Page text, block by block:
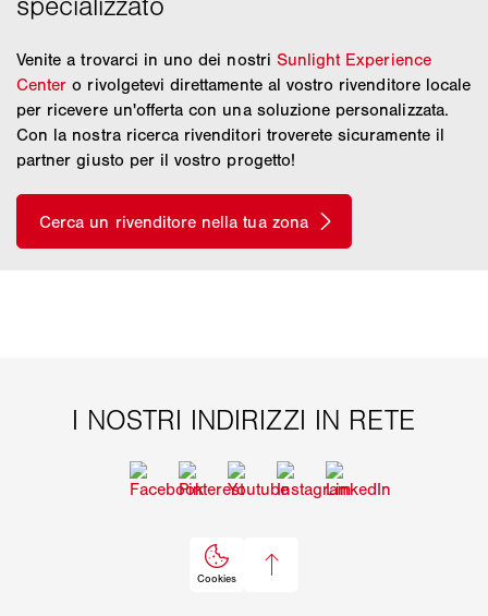
Venite a trovarci in uno dei nostri Sunlight Experience
Center o rivolgetevi direttamente al vostro rivenditore locale
per ricevere un'offerta con una soluzione personalizzata.
Con la nostra ricerca rivenditori troverete sicuramente il
partner giusto per il vostro progetto!